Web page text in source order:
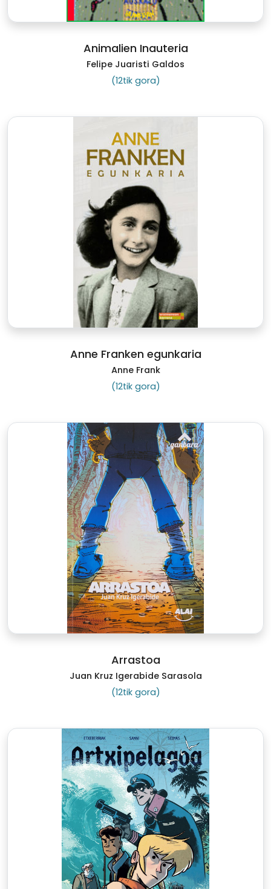
Animalien Inauteria
Felipe Juaristi Galdos
(12tik gora)
Anne Franken egunkaria
Anne Frank
(12tik gora)
Arrastoa
Juan Kruz Igerabide Sarasola
(12tik gora)